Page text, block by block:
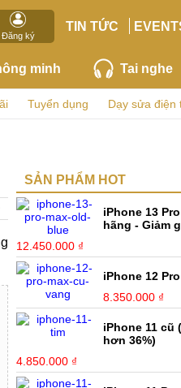
Đăng ký
TIN TỨC
minh Tai nghe
Tuyển dụng Dạy sửa điện
SẢN PHẨM HOT
iPhone 13
hãng - Giảm
12.450.000 ₫
iPhone 12
8.350.000 ₫
iPhone 11 cũ
hơn 36%)
4.850.000 ₫